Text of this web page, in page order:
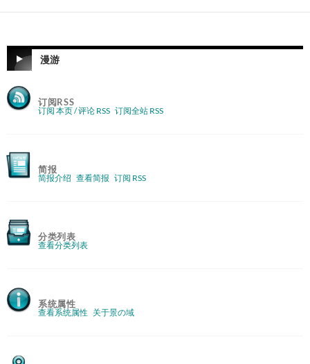
漫游
订阅RSS
订阅 本页 / 评论 RSS 订阅全站 RSS
简报
简报介绍 查看简报 订阅 RSS
分类列表
查看分类列表
系统属性
查看系统属性 关于景の域